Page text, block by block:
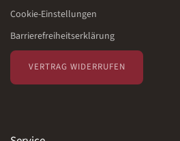
Cookie-Einstellungen
Barrierefreiheitserklärung
VERTRAG WIDERRUFEN